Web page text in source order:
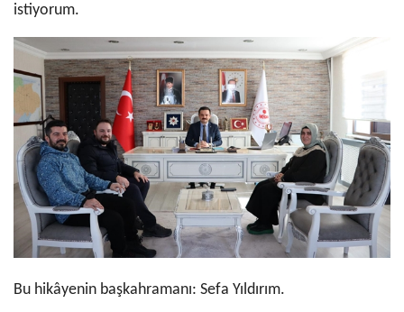
istiyorum.
Bu hikâyenin başkahramanı: Sefa Yıldırım.